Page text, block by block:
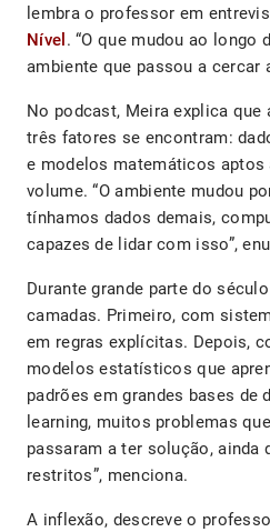
lembra o professor em
Nível . “O que mudou ao longo
ambiente que passou a cercar
No podcast, Meira explica que
três fatores se encontram:
e modelos matemáticos aptos
volume. “O ambiente mudou
tínhamos dados demais,
capazes de lidar com isso”,
Durante grande parte do
camadas. Primeiro, com
em regras explícitas. Depois,
modelos estatísticos que
padrões em grandes bases de
learning, muitos problemas
passaram a ter solução, ainda
restritos”, menciona.
A inflexão, descreve o